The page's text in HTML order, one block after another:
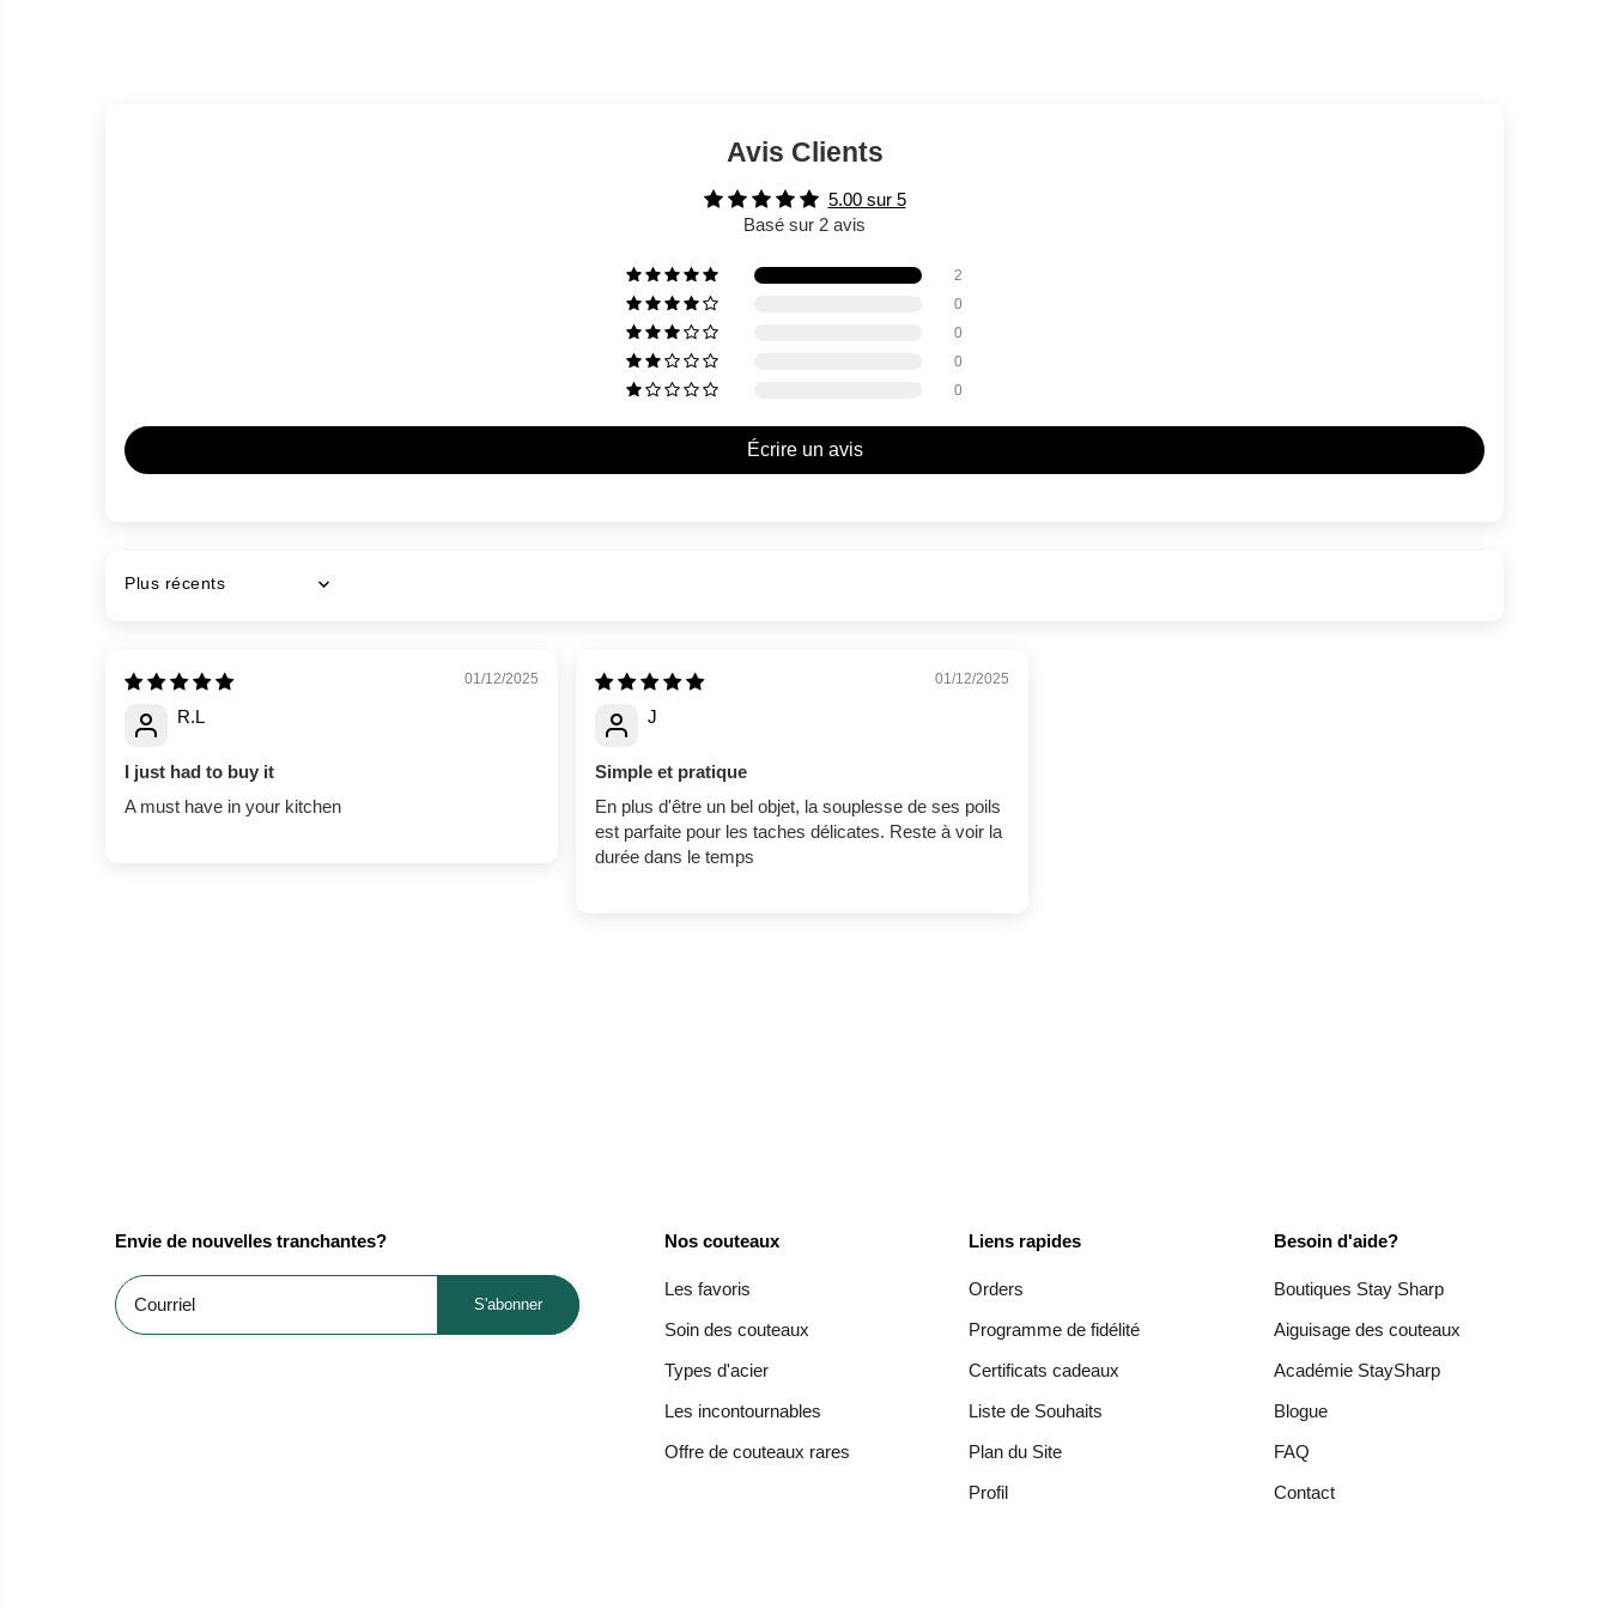
Avis Clients
5.00 sur 5
Basé sur 2 avis
2
0
0
0
0
Écrire un avis
Sort by
01/12/2025
R.L
I just had to buy it
A must have in your kitchen
01/12/2025
J
Simple et pratique
En plus d'être un bel objet, la souplesse de ses poils
est parfaite pour les taches délicates. Reste à voir la
durée dans le temps
Envie de nouvelles tranchantes?
S'abonner
Nos couteaux
Les favoris
Soin des couteaux
Types d'acier
Les incontournables
Offre de couteaux rares
Liens rapides
Orders
Programme de fidélité
Certificats cadeaux
Liste de Souhaits
Plan du Site
Profil
Besoin d'aide?
Boutiques Stay Sharp
Aiguisage des couteaux
Académie StaySharp
Blogue
FAQ
Contact